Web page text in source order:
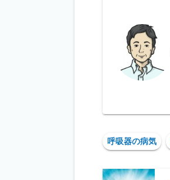
呼吸器の病気